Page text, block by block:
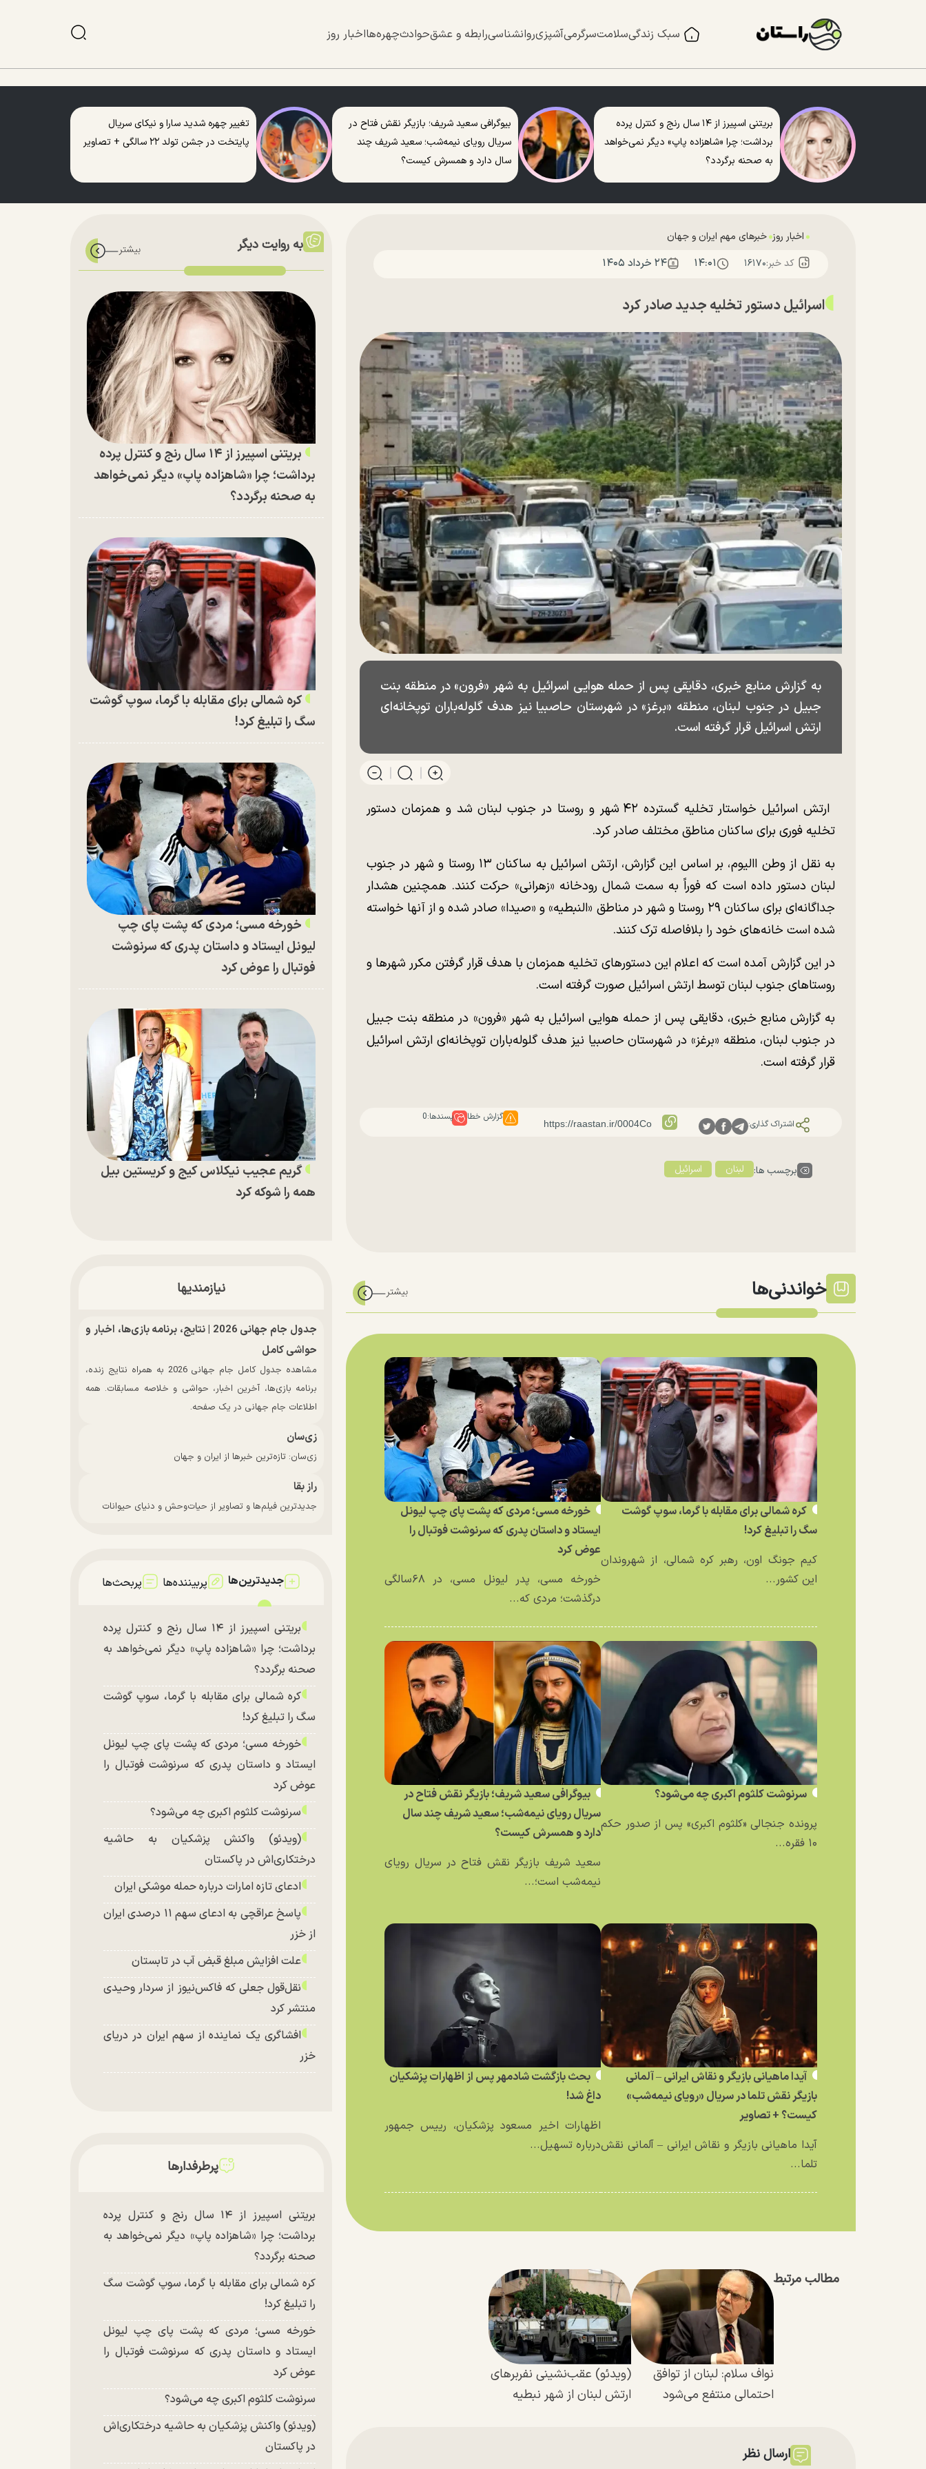
سبک زندگیسلامتسرگرمیآشپزیروانشناسیرابطه و عشقحوادثچهره‌هااخبار روز
بریتنی اسپیرز از ۱۴ سال رنج و کنترل پرده
برداشت؛ چرا «شاهزاده پاپ» دیگر نمی‌خواهد
به صحنه برگردد؟
بیوگرافی سعید شریف؛ بازیگر نقش فتاح در
سریال رویای نیمه‌شب؛ سعید شریف چند
سال دارد و همسرش کیست؟
تغییر چهره شدید سارا و نیکای سریال
پایتخت در جشن تولد ۲۲ سالگی + تصاویر
اخبار روز خبرهای مهم ایران و جهان
کد خبر:۱۶۱۷۰ ۱۴:۰۱ ۲۴ خرداد ۱۴۰۵
اسرائیل دستور تخلیه جدید صادر کرد
به گزارش منابع خبری، دقایقی پس از حمله هوایی اسرائیل به شهر «فرون» در منطقه بنت
جبیل در جنوب لبنان، منطقه «برغز» در شهرستان حاصبیا نیز هدف گلوله‌باران توپخانه‌ای
ارتش اسرائیل قرار گرفته است.
ارتش اسرائیل خواستار تخلیه گسترده ۴۲ شهر و روستا در جنوب لبنان شد و همزمان دستور
تخلیه فوری برای ساکنان مناطق مختلف صادر کرد.
به نقل از وطن االیوم، بر اساس این گزارش، ارتش اسرائیل به ساکنان ۱۳ روستا و شهر در جنوب
لبنان دستور داده است که فوراً به سمت شمال رودخانه «زهرانی» حرکت کنند. همچنین هشدار
جداگانه‌ای برای ساکنان ۲۹ روستا و شهر در مناطق «النبطیه» و «صیدا» صادر شده و از آنها خواسته
شده است خانه‌های خود را بلافاصله ترک کنند.
در این گزارش آمده است که اعلام این دستور‌های تخلیه همزمان با هدف قرار گرفتن مکرر شهر‌ها و
روستا‌های جنوب لبنان توسط ارتش اسرائیل صورت گرفته است.
به گزارش منابع خبری، دقایقی پس از حمله هوایی اسرائیل به شهر «فرون» در منطقه بنت جبیل
در جنوب لبنان، منطقه «برغز» در شهرستان حاصبیا نیز هدف گلوله‌باران توپخانه‌ای ارتش اسرائیل
قرار گرفته است.
اشتراک گذاری:
گزارش خطا پسندها:0
برچسب ها: لبنان اسرائیل
خواندنی‌ها
کره شمالی برای مقابله با گرما، سوپ گوشت
سگ را تبلیغ کرد!
کیم جونگ اون، رهبر کره شمالی، از شهروندان
این کشور...
خورخه مسی؛ مردی که پشت پای چپ لیونل
ایستاد و داستان پدری که سرنوشت فوتبال را
عوض کرد
خورخه مسی، پدر لیونل مسی، در ۶۸سالگی
درگذشت؛ مردی که...
سرنوشت کلثوم اکبری چه می‌شود؟
پرونده جنجالی «کلثوم اکبری» پس از صدور حکم
۱۰ فقره...
بیوگرافی سعید شریف؛ بازیگر نقش فتاح در
سریال رویای نیمه‌شب؛ سعید شریف چند سال
دارد و همسرش کیست؟
سعید شریف بازیگر نقش فتاح در سریال رویای
نیمه‌شب است؛...
آیدا ماهیانی بازیگر و نقاش ایرانی – آلمانی
بازیگر نقش تلما در سریال «رویای نیمه‌شب»
کیست؟ + تصاویر
آیدا ماهیانی بازیگر و نقاش ایرانی – آلمانی نقش
تلما...
بحث بازگشت شادمهر پس از اظهارات پزشکیان
داغ شد!
اظهارات اخیر مسعود پزشکیان، رییس جمهور
درباره تسهیل...
مطالب مرتبط
نواف سلام: لبنان از توافق
احتمالی منتفع می‌شود
(ویدئو) عقب‌نشینی نفر‌بر‌های
ارتش لبنان از شهر نبطیه
ارسال نظر
به روایت دیگر
بریتنی اسپیرز از ۱۴ سال رنج و کنترل پرده
برداشت؛ چرا «شاهزاده پاپ» دیگر نمی‌خواهد
به صحنه برگردد؟
کره شمالی برای مقابله با گرما، سوپ گوشت
سگ را تبلیغ کرد!
خورخه مسی؛ مردی که پشت پای چپ
لیونل ایستاد و داستان پدری که سرنوشت
فوتبال را عوض کرد
گریم عجیب نیکلاس کیج و کریستین بیل
همه را شوکه کرد
نیازمندیها
جدول جام جهانی 2026 | نتایج، برنامه بازی‌ها، اخبار و
حواشی کامل
مشاهده جدول کامل جام جهانی 2026 به همراه نتایج زنده،
برنامه بازی‌ها، آخرین اخبار، حواشی و خلاصه مسابقات. همه
اطلاعات جام جهانی در یک صفحه.
زی‌سان
زی‌سان: تازه‌ترین خبرها از ایران و جهان
راز بقا
جدیدترین فیلم‌ها و تصاویر از حیات‌وحش و دنیای حیوانات
جدیدترین‌ها پربیننده‌ها پربحث‌ها
بریتنی اسپیرز از ۱۴ سال رنج و کنترل پرده
برداشت؛ چرا «شاهزاده پاپ» دیگر نمی‌خواهد به
صحنه برگردد؟
کره شمالی برای مقابله با گرما، سوپ گوشت
سگ را تبلیغ کرد!
خورخه مسی؛ مردی که پشت پای چپ لیونل
ایستاد و داستان پدری که سرنوشت فوتبال را
عوض کرد
سرنوشت کلثوم اکبری چه می‌شود؟
(ویدئو) واکنش پزشکیان به حاشیه
درختکاری‌اش در پاکستان
ادعای تازه امارات درباره حمله موشکی ایران
پاسخ عراقچی به ادعای سهم ۱۱ درصدی ایران
از خزر
علت افزایش مبلغ قبض آب در تابستان
نقل‌قول جعلی که فاکس‌نیوز از سردار وحیدی
منتشر کرد
افشاگری یک نماینده از سهم ایران در دریای
خزر
پرطرفدارها
بریتنی اسپیرز از ۱۴ سال رنج و کنترل پرده
برداشت؛ چرا «شاهزاده پاپ» دیگر نمی‌خواهد به
صحنه برگردد؟
کره شمالی برای مقابله با گرما، سوپ گوشت سگ
را تبلیغ کرد!
خورخه مسی؛ مردی که پشت پای چپ لیونل
ایستاد و داستان پدری که سرنوشت فوتبال را
عوض کرد
سرنوشت کلثوم اکبری چه می‌شود؟
(ویدئو) واکنش پزشکیان به حاشیه درختکاری‌اش
در پاکستان